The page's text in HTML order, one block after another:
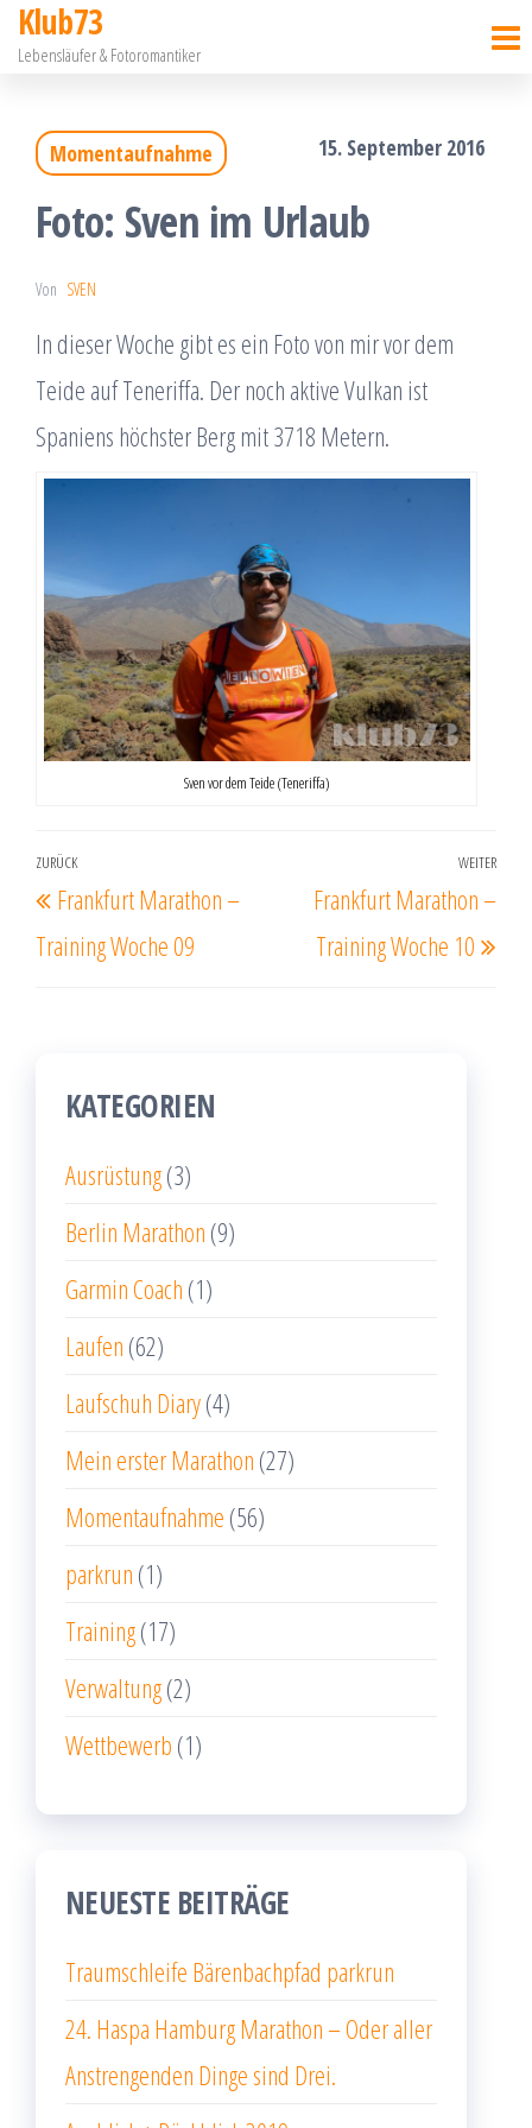
Zum
Inhalt
Klub73
Lebensläufer & Fotoromantiker
Momentaufnahme 15. September 2016
Foto: Sven im Urlaub
Von SVEN
In dieser Woche gibt es ein Foto von mir vor dem
Teide auf Teneriffa. Der noch aktive Vulkan ist
Spaniens höchster Berg mit 3718 Metern.
Sven vor dem Teide (Teneriffa)
Beitrags-
Navigation
Vorheriger
Beitrag
ZURÜCK
Frankfurt Marathon –
Training Woche 09
WEITER
Frankfurt Marathon –
Training Woche 10
KATEGORIEN
Ausrüstung(3)
Berlin Marathon (9)
Garmin Coach (1)
Laufen (62)
Laufschuh Diary(4)
Mein erster Marathon (27)
Momentaufnahme (56)
parkrun (1)
Training(17)
Verwaltung(2)
Wettbewerb (1)
NEUESTE BEITRÄGE
Traumschleife Bärenbachpfad parkrun
24. Haspa Hamburg Marathon – Oder aller
Anstrengenden Dinge sind Drei.